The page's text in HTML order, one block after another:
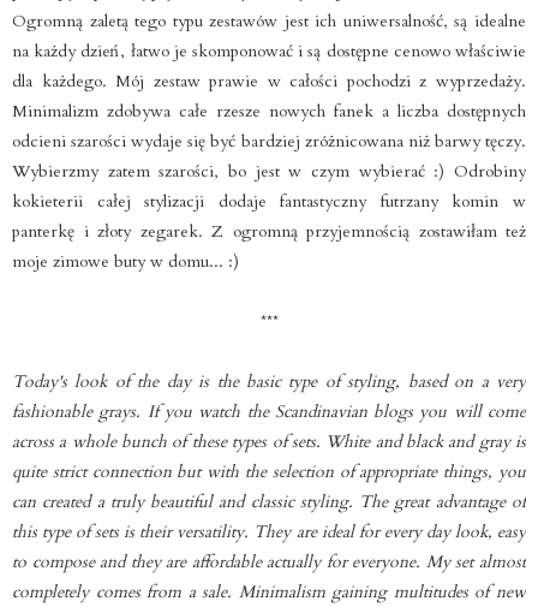
Ogromną zaletą tego typu zestawów jest ich uniwersalność, są idealne
na każdy dzień, łatwo je skomponować i są dostępne cenowo właściwie
dla każdego. Mój zestaw prawie w całości pochodzi z wyprzedaży.
Minimalizm zdobywa całe rzesze nowych fanek a liczba dostępnych
odcieni szarości wydaje się być bardziej zróżnicowana niż barwy tęczy.
Wybierzmy zatem szarości, bo jest w czym wybierać :) Odrobiny
kokieterii całej stylizacji dodaje fantastyczny futrzany komin w
panterkę i złoty zegarek. Z ogromną przyjemnością zostawiłam też
moje zimowe buty w domu... :)
***
Today's look of the day is the basic type of styling, based on a very
fashionable grays. If you watch the Scandinavian blogs you will come
across a whole bunch of these types of sets. White and black and gray is
quite strict connection but with the selection of appropriate things, you
can created a truly beautiful and classic styling. The great advantage of
this type of sets is their versatility. They are ideal for every day look, easy
to compose and they are affordable actually for everyone. My set almost
completely comes from a sale. Minimalism gaining multitudes of new